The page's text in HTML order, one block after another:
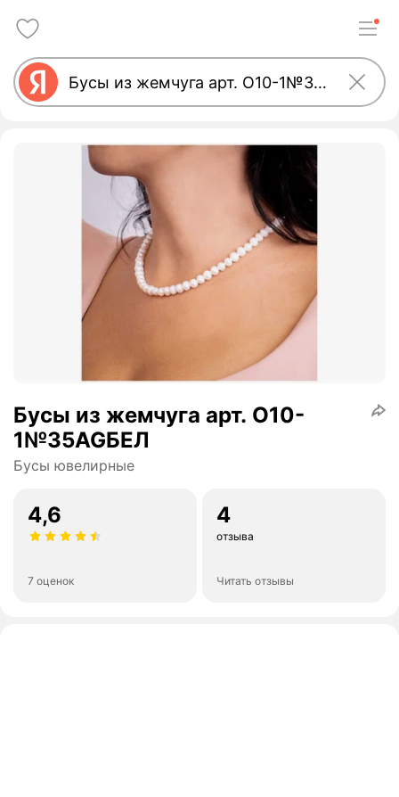
Бусы из жемчуга арт. О10-
1№35AGБЕЛ
Бусы ювелирные
4,6
7 оценок
4
отзыва
Читать отзывы